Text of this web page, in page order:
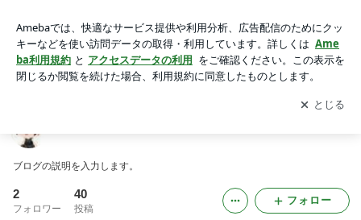
アプリをダウンロードして ブログの更新通知
を受け取りまし
ょう。
開く
ブログの説明を入力します。
2
フォロワー
40
投稿
フォロー